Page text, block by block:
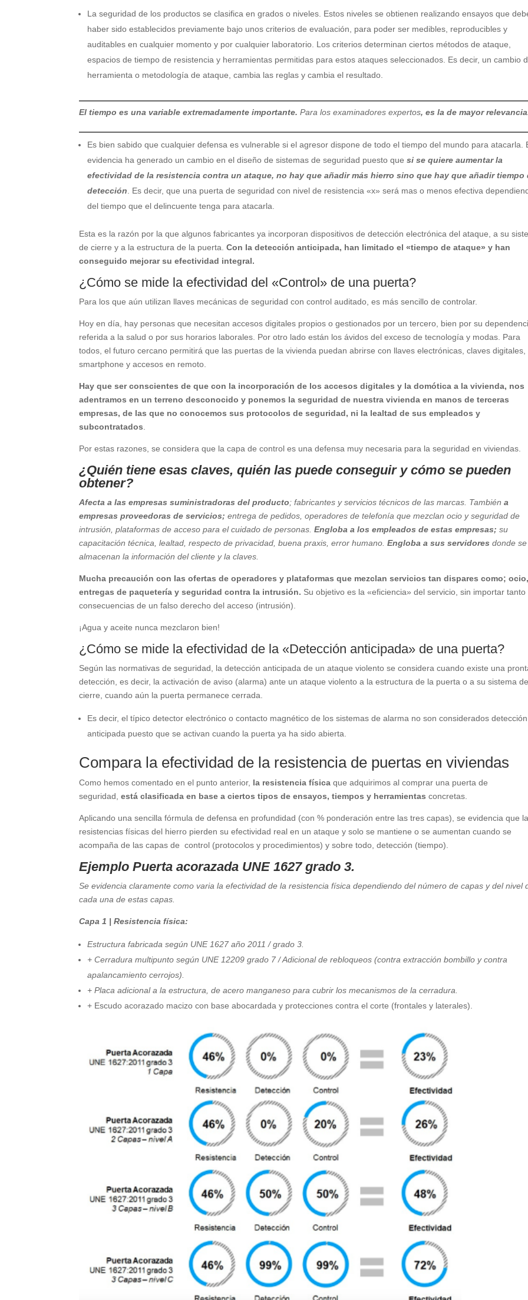
La seguridad de los productos se clasifica en grados o niveles. Estos niveles se obtienen realizando ensayos que
haber sido establecidos previamente bajo unos criterios de evaluación, para poder ser medibles, reproducibles y
auditables en cualquier momento y por cualquier laboratorio. Los criterios determinan ciertos métodos de ataque,
espacios de tiempo de resistencia y herramientas permitidas para estos ataques seleccionados. Es decir, un cambio
herramienta o metodología de ataque, cambia las reglas y cambia el resultado.
El tiempo es una variable extremadamente importante.Para los examinadores expertos, es la de mayor
Es bien sabido que cualquier defensa es vulnerable si el agresor dispone de todo el tiempo del mundo para atacarla.
evidencia ha generado un cambio en el diseño de sistemas de seguridad puesto quesi se quiere aumentar la
efectividad de la resistencia contra un ataque, no hay que añadir más hierro sino que hay que añadir tiempo
detección . Es decir, que una puerta de seguridad con nivel de resistencia «x» será mas o menos efectiva
del tiempo que el delincuente tenga para atacarla.
Esta es la razón por la que algunos fabricantes ya incorporan dispositivos de detección electrónica del ataque, a su
de cierre y a la estructura de la puerta.Con la detección anticipada, han limitado el «tiempo de ataque» y han
conseguido mejorar su efectividad integral.
¿Cómo se mide la efectividad del «Control» de una puerta?
Para los que aún utilizan llaves mecánicas de seguridad con control auditado, es más sencillo de controlar.
Hoy en día, hay personas que necesitan accesos digitales propios o gestionados por un tercero, bien por su
referida a la salud o por sus horarios laborales. Por otro lado están los ávidos del exceso de tecnología y modas. Para
todos, el futuro cercano permitirá que las puertas de la vivienda puedan abrirse con llaves electrónicas, claves digitales,
smartphone y accesos en remoto.
Hay que ser conscientes de que con la incorporación de los accesos digitales y la domótica a la vivienda, nos
adentramos en un terreno desconocido y ponemos la seguridad de nuestra vivienda en manos de terceras
empresas, de las que no conocemos sus protocolos de seguridad, ni la lealtad de sus empleados y
subcontratados
Por estas razones, se considera que la capa de control es una defensa muy necesaria para la seguridad en viviendas.
¿Quién tiene esas claves, quién las puede conseguir y cómo se pueden
obtener?
Afecta a las empresas suministradoras del producto; fabricantes y servicios técnicos de las marcas. Tambiéna
empresas proveedoras de servicios; entrega de pedidos, operadores de telefonía que mezclan ocio y seguridad de
intrusión, plataformas de acceso para el cuidado de personas.Engloba a los empleados de estas empresas; su
capacitación técnica, lealtad, respecto de privacidad, buena praxis, error humano.Engloba a sus servidores donde se
almacenan la información del cliente y la claves.
Mucha precaución con las ofertas de operadores y plataformas que mezclan servicios tan dispares como;
entregas de paquetería y seguridad contra la intrusión. Su objetivo es la «eficiencia» del servicio, sin importar tanto
consecuencias de un falso derecho del acceso (intrusión).
¡Agua y aceite nunca mezclaron bien!
¿Cómo se mide la efectividad de la «Detección anticipada» de una puerta?
Según las normativas de seguridad, la detección anticipada de un ataque violento se considera cuando existe una
detección, es decir, la activación de aviso (alarma) ante un ataque violento a la estructura de la puerta o a su sistema
cierre, cuando aún la puerta permanece cerrada.
Es decir, el típico detector electrónico o contacto magnético de los sistemas de alarma no son considerados detección
anticipada puesto que se activan cuando la puerta ya ha sido abierta.
Compara la efectividad de la resistencia de puertas en viviendas
Como hemos comentado en el punto anterior, la resistencia física que adquirimos al comprar una puerta de
seguridad,está clasificada en base a ciertos tipos de ensayos, tiempos y herramientas concretas.
Aplicando una sencilla fórmula de defensa en profundidad (con % ponderación entre las tres capas), se evidencia que
resistencias físicas del hierro pierden su efectividad real en un ataque y solo se mantiene o se aumentan cuando se
acompaña de las capas de control (protocolos y procedimientos) y sobre todo, detección (tiempo).
Ejemplo Puerta acorazada UNE 1627 grado 3.
Se evidencia claramente como varia la efectividad de la resistencia física dependiendo del número de capas y del nivel
cada una de estas capas.
Capa 1 | Resistencia física:
Estructura fabricada según UNE 1627 año 2011 / grado 3.
+ Cerradura multipunto según UNE 12209 grado 7 / Adicional de rebloqueos (contra extracción bombillo y contra
apalancamiento cerrojos).
+ Placa adicional a la estructura, de acero manganeso para cubrir los mecanismos de la cerradura.
+ Escudo acorazado macizo con base abocardada y protecciones contra el corte (frontales y laterales).